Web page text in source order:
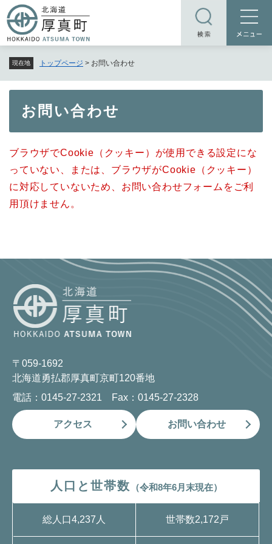
ー
ジ
頭
で
現在地 トップページ > お問い合わせ
お問い合わせ
ブラウザでCookie（クッキー）が使用できる設定にな
っていない、または、ブラウザがCookie（クッキー）
に対応していないため、お問い合わせフォームをご利
用頂けません。
〒059-1692
北海道勇払郡厚真町京町120番地
電話：0145-27-2321 Fax：0145-27-2328
アクセス お問い合わせ
人口と世帯数 （令和8年6月末現在）
総人口4,237人 世帯数2,172戸